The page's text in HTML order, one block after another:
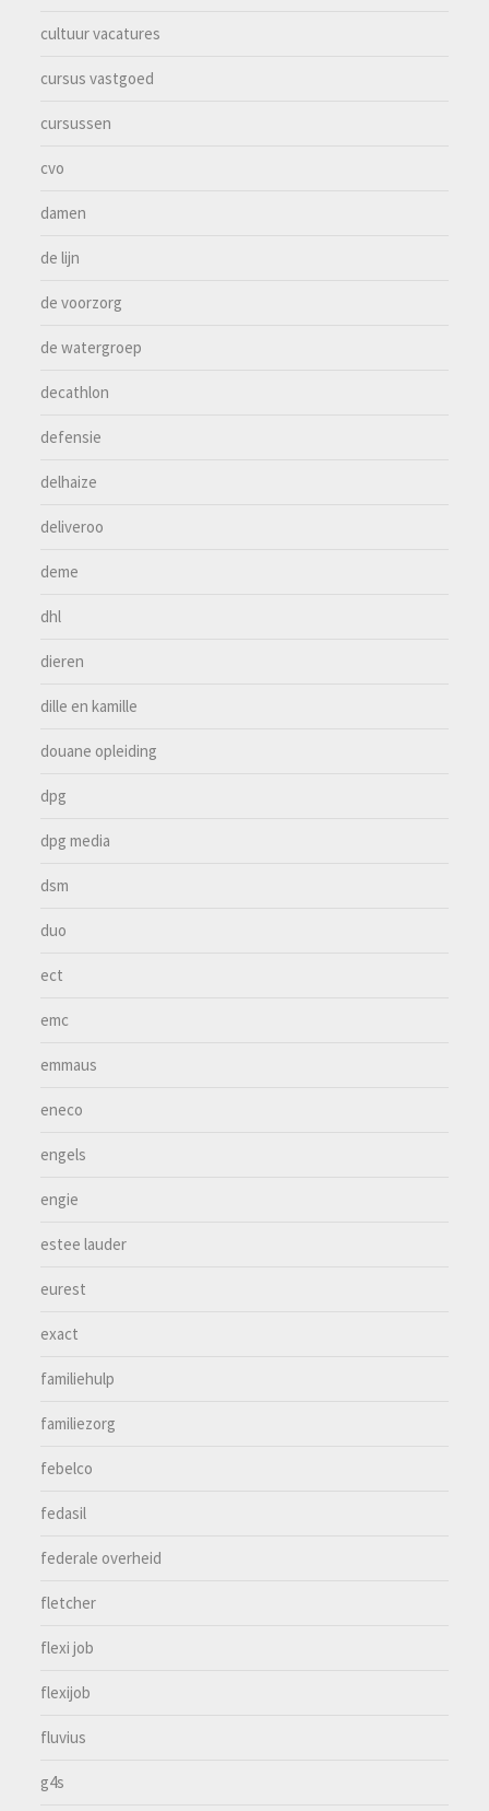
cultuur vacatures
cursus vastgoed
cursussen
cvo
damen
de lijn
de voorzorg
de watergroep
decathlon
defensie
delhaize
deliveroo
deme
dhl
dieren
dille en kamille
douane opleiding
dpg
dpg media
dsm
duo
ect
emc
emmaus
eneco
engels
engie
estee lauder
eurest
exact
familiehulp
familiezorg
febelco
fedasil
federale overheid
fletcher
flexi job
flexijob
fluvius
g4s